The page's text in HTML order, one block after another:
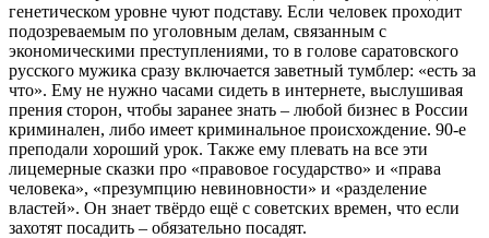
генетическом уровне чуют подставу. Если человек проходит
подозреваемым по уголовным делам, связанным с
экономическими преступлениями, то в голове саратовского
русского мужика сразу включается заветный тумблер: «есть за
что». Ему не нужно часами сидеть в интернете, выслушивая
прения сторон, чтобы заранее знать – любой бизнес в России
криминален, либо имеет криминальное происхождение. 90-е
преподали хороший урок. Также ему плевать на все эти
лицемерные сказки про «правовое государство» и «права
человека», «презумпцию невиновности» и «разделение
властей». Он знает твёрдо ещё с советских времен, что если
захотят посадить – обязательно посадят.